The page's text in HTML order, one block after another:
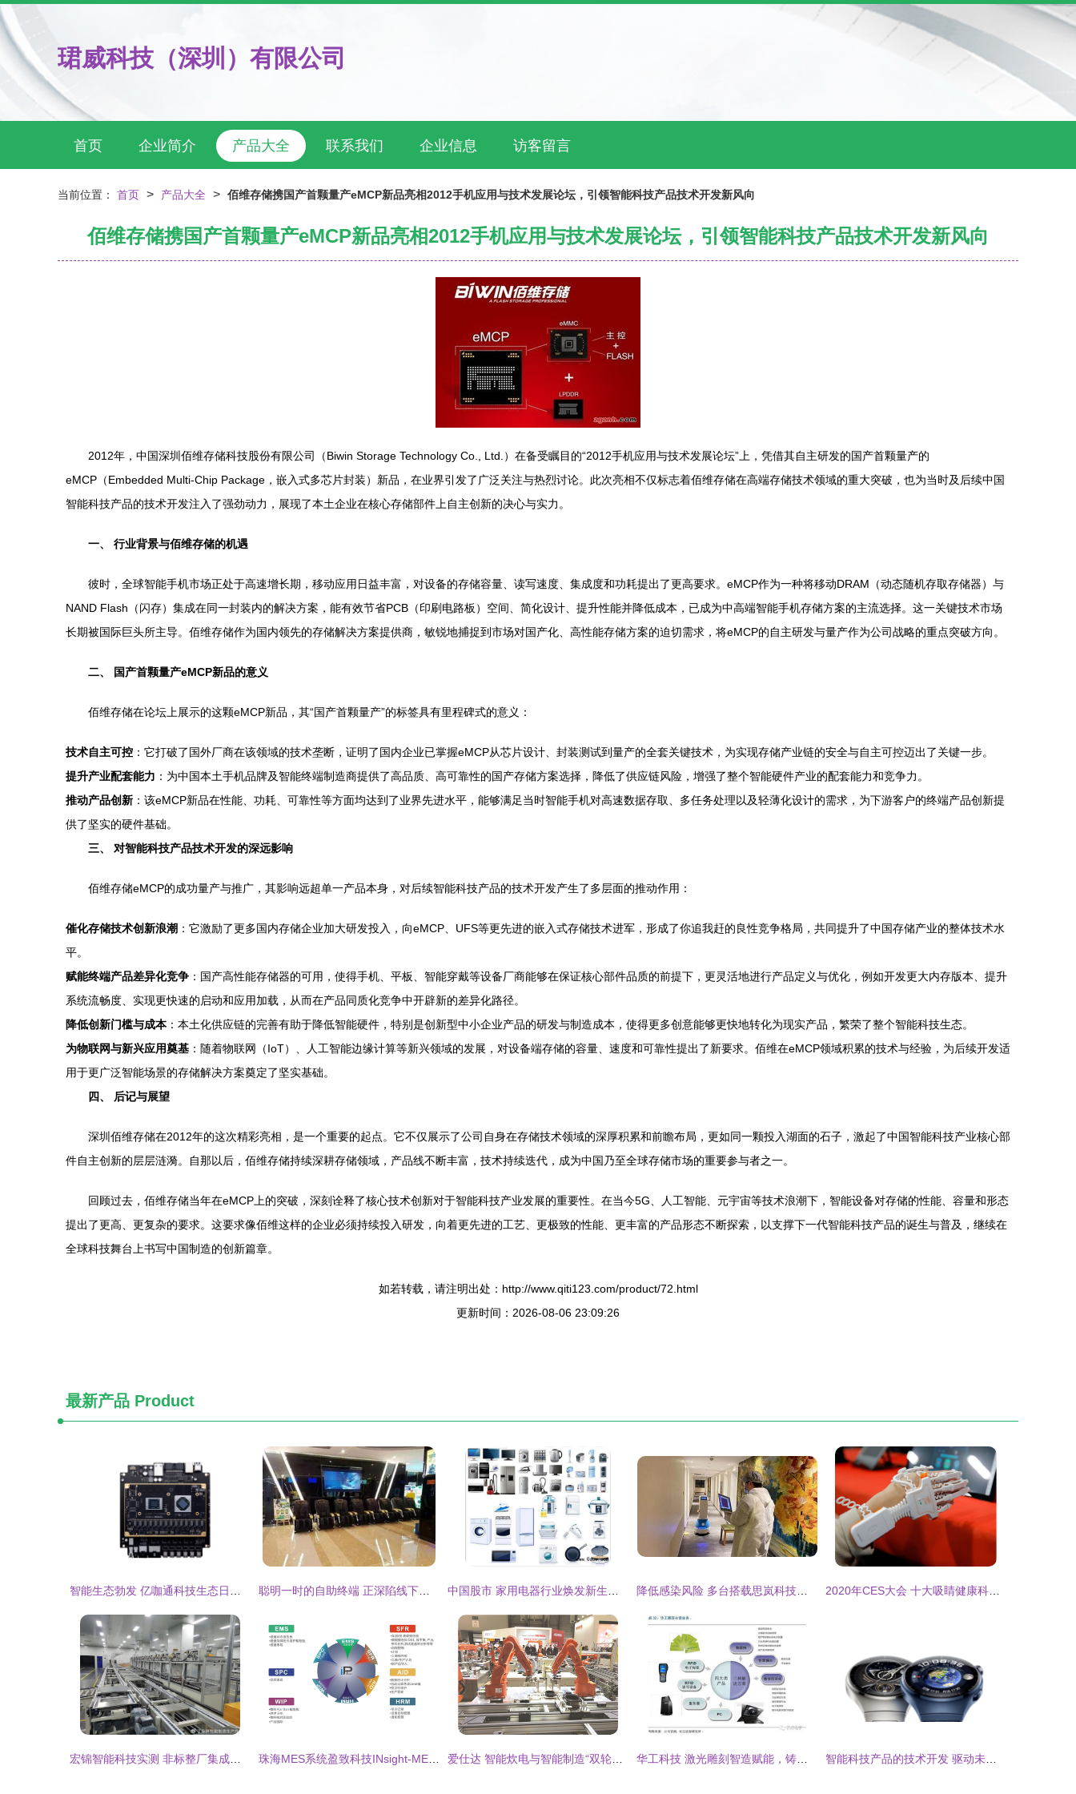
珺威科技（深圳）有限公司
首页 企业简介 产品大全 联系我们 企业信息 访客留言
当前位置： 首页 > 产品大全 > 佰维存储携国产首颗量产eMCP新品亮相2012手机应用与技术发展论坛，引领智能科技产品技术开发新风向
佰维存储携国产首颗量产eMCP新品亮相2012手机应用与技术发展论坛，引领智能科技产品技术开发新风向
2012年，中国深圳佰维存储科技股份有限公司（Biwin Storage Technology Co., Ltd.）在备受瞩目的“2012手机应用与技术发展论坛”上，凭借其自主研发的国产首颗量产的
eMCP（Embedded Multi-Chip Package，嵌入式多芯片封装）新品，在业界引发了广泛关注与热烈讨论。此次亮相不仅标志着佰维存储在高端存储技术领域的重大突破，也为当时及后续中国
智能科技产品的技术开发注入了强劲动力，展现了本土企业在核心存储部件上自主创新的决心与实力。
一、 行业背景与佰维存储的机遇
彼时，全球智能手机市场正处于高速增长期，移动应用日益丰富，对设备的存储容量、读写速度、集成度和功耗提出了更高要求。eMCP作为一种将移动DRAM（动态随机存取存储器）与
NAND Flash（闪存）集成在同一封装内的解决方案，能有效节省PCB（印刷电路板）空间、简化设计、提升性能并降低成本，已成为中高端智能手机存储方案的主流选择。这一关键技术市场
长期被国际巨头所主导。佰维存储作为国内领先的存储解决方案提供商，敏锐地捕捉到市场对国产化、高性能存储方案的迫切需求，将eMCP的自主研发与量产作为公司战略的重点突破方向。
二、 国产首颗量产eMCP新品的意义
佰维存储在论坛上展示的这颗eMCP新品，其“国产首颗量产”的标签具有里程碑式的意义：
技术自主可控 ：它打破了国外厂商在该领域的技术垄断，证明了国内企业已掌握eMCP从芯片设计、封装测试到量产的全套关键技术，为实现存储产业链的安全与自主可控迈出了关键一步。
提升产业配套能力 ：为中国本土手机品牌及智能终端制造商提供了高品质、高可靠性的国产存储方案选择，降低了供应链风险，增强了整个智能硬件产业的配套能力和竞争力。
推动产品创新 ：该eMCP新品在性能、功耗、可靠性等方面均达到了业界先进水平，能够满足当时智能手机对高速数据存取、多任务处理以及轻薄化设计的需求，为下游客户的终端产品创新提
供了坚实的硬件基础。
三、 对智能科技产品技术开发的深远影响
佰维存储eMCP的成功量产与推广，其影响远超单一产品本身，对后续智能科技产品的技术开发产生了多层面的推动作用：
催化存储技术创新浪潮 ：它激励了更多国内存储企业加大研发投入，向eMCP、UFS等更先进的嵌入式存储技术进军，形成了你追我赶的良性竞争格局，共同提升了中国存储产业的整体技术水
平。
赋能终端产品差异化竞争 ：国产高性能存储器的可用，使得手机、平板、智能穿戴等设备厂商能够在保证核心部件品质的前提下，更灵活地进行产品定义与优化，例如开发更大内存版本、提升
系统流畅度、实现更快速的启动和应用加载，从而在产品同质化竞争中开辟新的差异化路径。
降低创新门槛与成本：本土化供应链的完善有助于降低智能硬件，特别是创新型中小企业产品的研发与制造成本，使得更多创意能够更快地转化为现实产品，繁荣了整个智能科技生态。
为物联网与新兴应用奠基 ：随着物联网（IoT）、人工智能边缘计算等新兴领域的发展，对设备端存储的容量、速度和可靠性提出了新要求。佰维在eMCP领域积累的技术与经验，为后续开发适
用于更广泛智能场景的存储解决方案奠定了坚实基础。
四、 后记与展望
深圳佰维存储在2012年的这次精彩亮相，是一个重要的起点。它不仅展示了公司自身在存储技术领域的深厚积累和前瞻布局，更如同一颗投入湖面的石子，激起了中国智能科技产业核心部
件自主创新的层层涟漪。自那以后，佰维存储持续深耕存储领域，产品线不断丰富，技术持续迭代，成为中国乃至全球存储市场的重要参与者之一。
回顾过去，佰维存储当年在eMCP上的突破，深刻诠释了核心技术创新对于智能科技产业发展的重要性。在当今5G、人工智能、元宇宙等技术浪潮下，智能设备对存储的性能、容量和形态
提出了更高、更复杂的要求。这要求像佰维这样的企业必须持续投入研发，向着更先进的工艺、更极致的性能、更丰富的产品形态不断探索，以支撑下一代智能科技产品的诞生与普及，继续在
全球科技舞台上书写中国制造的创新篇章。
如若转载，请注明出处：http://www.qiti123.com/product/72.html
更新时间：2026-08-06 23:09:26
最新产品 Product